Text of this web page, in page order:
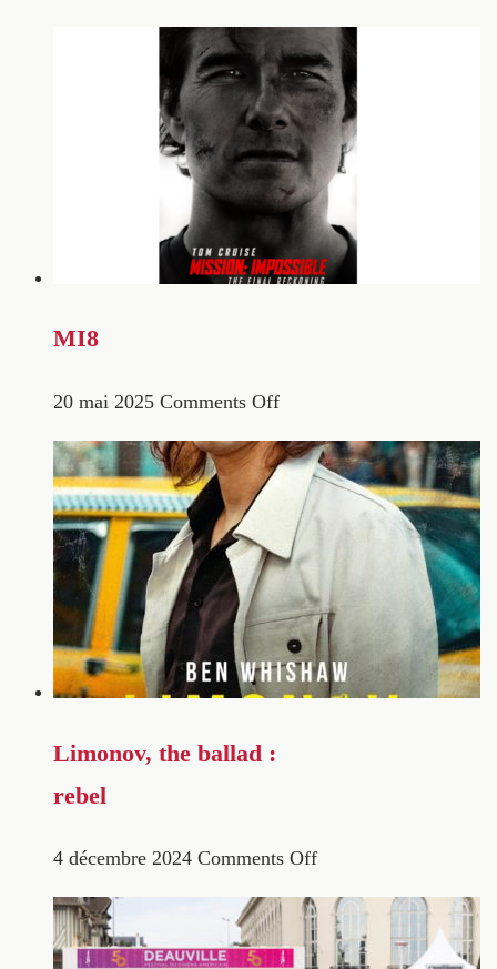
MI8
20 mai 2025 Comments Off
Limonov, the ballad :
rebel
4 décembre 2024 Comments Off